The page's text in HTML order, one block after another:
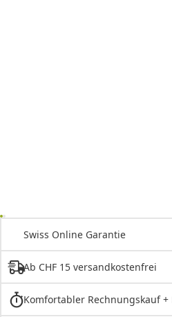
Swiss Online Garantie
Ab CHF 15 versandkostenfrei
Komfortabler Rechnungskauf +